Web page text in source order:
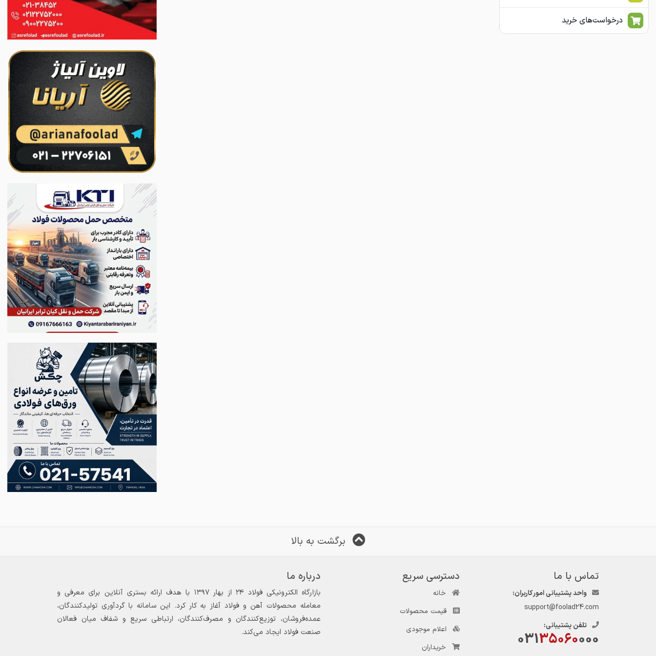
درخواست‌های خرید
برگشت به بالا
تماس با ما
واحد پشتیبانی امور کاربران:
support@foolad24.com
تلفن پشتیبانی:
03135060000
دسترسی سریع
خانه
قیمت محصولات
اعلام موجودی
خریداران
درباره ما
بازارگاه الکترونیکی فولاد ۲۴ از بهار ۱۳۹۷ با هدف ارائه بستری آنلاین برای معرفی و
معامله محصولات آهن و فولاد آغاز به کار کرد. این سامانه با گردآوری تولیدکنندگان،
عمده‌فروشان، توزیع‌کنندگان و مصرف‌کنندگان، ارتباطی سریع و شفاف میان فعالان
صنعت فولاد ایجاد می‌کند.